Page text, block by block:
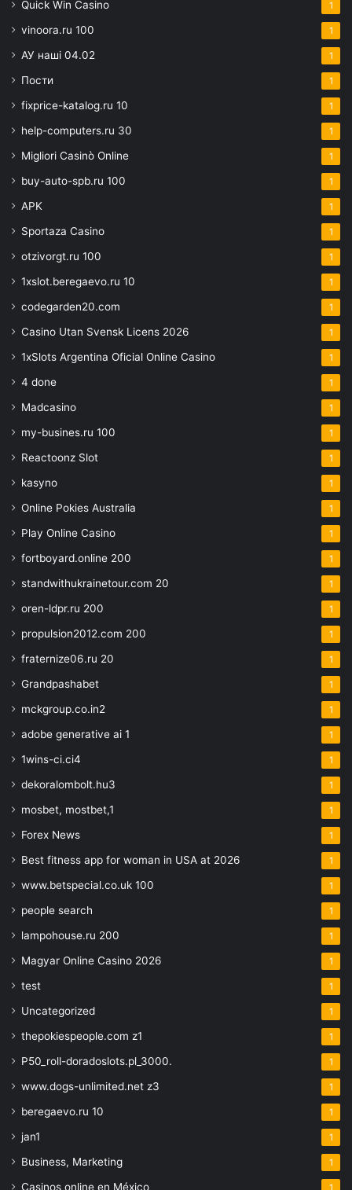
Quick Win Casino 1
vinoora.ru 100 1
АУ наші 04.02 1
Пости 1
fixprice-katalog.ru 10 1
help-computers.ru 30 1
Migliori Casinò Online 1
buy-auto-spb.ru 100 1
APK 1
Sportaza Casino 1
otzivorgt.ru 100 1
1xslot.beregaevo.ru 10 1
codegarden20.com 1
Casino Utan Svensk Licens 2026 1
1xSlots Argentina Oficial Online Casino 1
4 done 1
Madcasino 1
my-busines.ru 100 1
Reactoonz Slot 1
kasyno 1
Online Pokies Australia 1
Play Online Casino 1
fortboyard.online 200 1
standwithukrainetour.com 20 1
oren-ldpr.ru 200 1
propulsion2012.com 200 1
fraternize06.ru 20 1
Grandpashabet 1
mckgroup.co.in2 1
adobe generative ai 1 1
1wins-ci.ci4 1
dekoralombolt.hu3 1
mosbet, mostbet,1 1
Forex News 1
Best fitness app for woman in USA at 2026 1
www.betspecial.co.uk 100 1
people search 1
lampohouse.ru 200 1
Magyar Online Casino 2026 1
test 1
Uncategorized 1
thepokiespeople.com z1 1
P50_roll-doradoslots.pl_3000. 1
www.dogs-unlimited.net z3 1
beregaevo.ru 10 1
jan1 1
Business, Marketing 1
Casinos online en México 1